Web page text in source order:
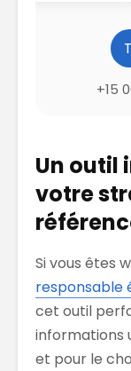
+15
Un outil
votre
Si vous êtes
responsable
cet outil
informations
et pour le